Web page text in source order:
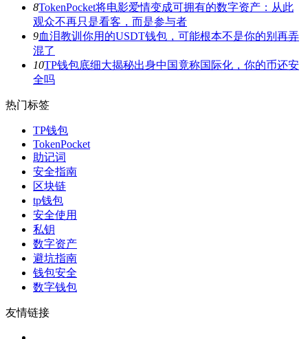
8TokenPocket将电影爱情变成可拥有的数字资产：从此
观众不再只是看客，而是参与者
9血泪教训你用的USDT钱包，可能根本不是你的别再弄
混了
10TP钱包底细大揭秘出身中国竟称国际化，你的币还安
全吗
热门标签
TP钱包
TokenPocket
助记词
安全指南
区块链
tp钱包
安全使用
私钥
数字资产
避坑指南
钱包安全
数字钱包
友情链接